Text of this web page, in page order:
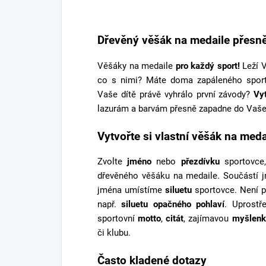
Dřevěný věšák na medaile
Věšáky na medaile pro každý sport!Leží
co s nimi? Máte doma zapáleného
Vaše dítě právě vyhrálo první závody?
lazurám a barvám přesně zapadne do
Vytvořte si vlastní věšák na
Zvoltejméno nebo přezdívku
dřevěného věšáku na medaile. Součástí
jména umístíme siluetusportovce. Není
např.siluetu opačného pohlaví.
sportovnímotto,citát, zajímavou
či klubu.
Často kladené dotazy